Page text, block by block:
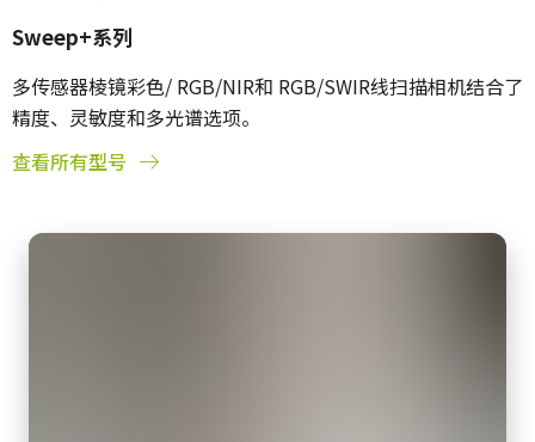
Sweep+系列
多传感器棱镜彩色/ RGB/NIR和 RGB/SWIR线扫描相机结合了
精度、灵敏度和多光谱选项。
查看所有型号